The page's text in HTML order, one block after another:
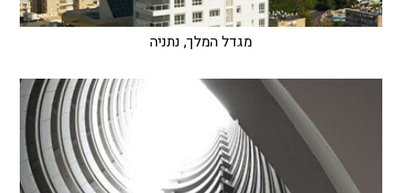
מגדל המלך, נתניה